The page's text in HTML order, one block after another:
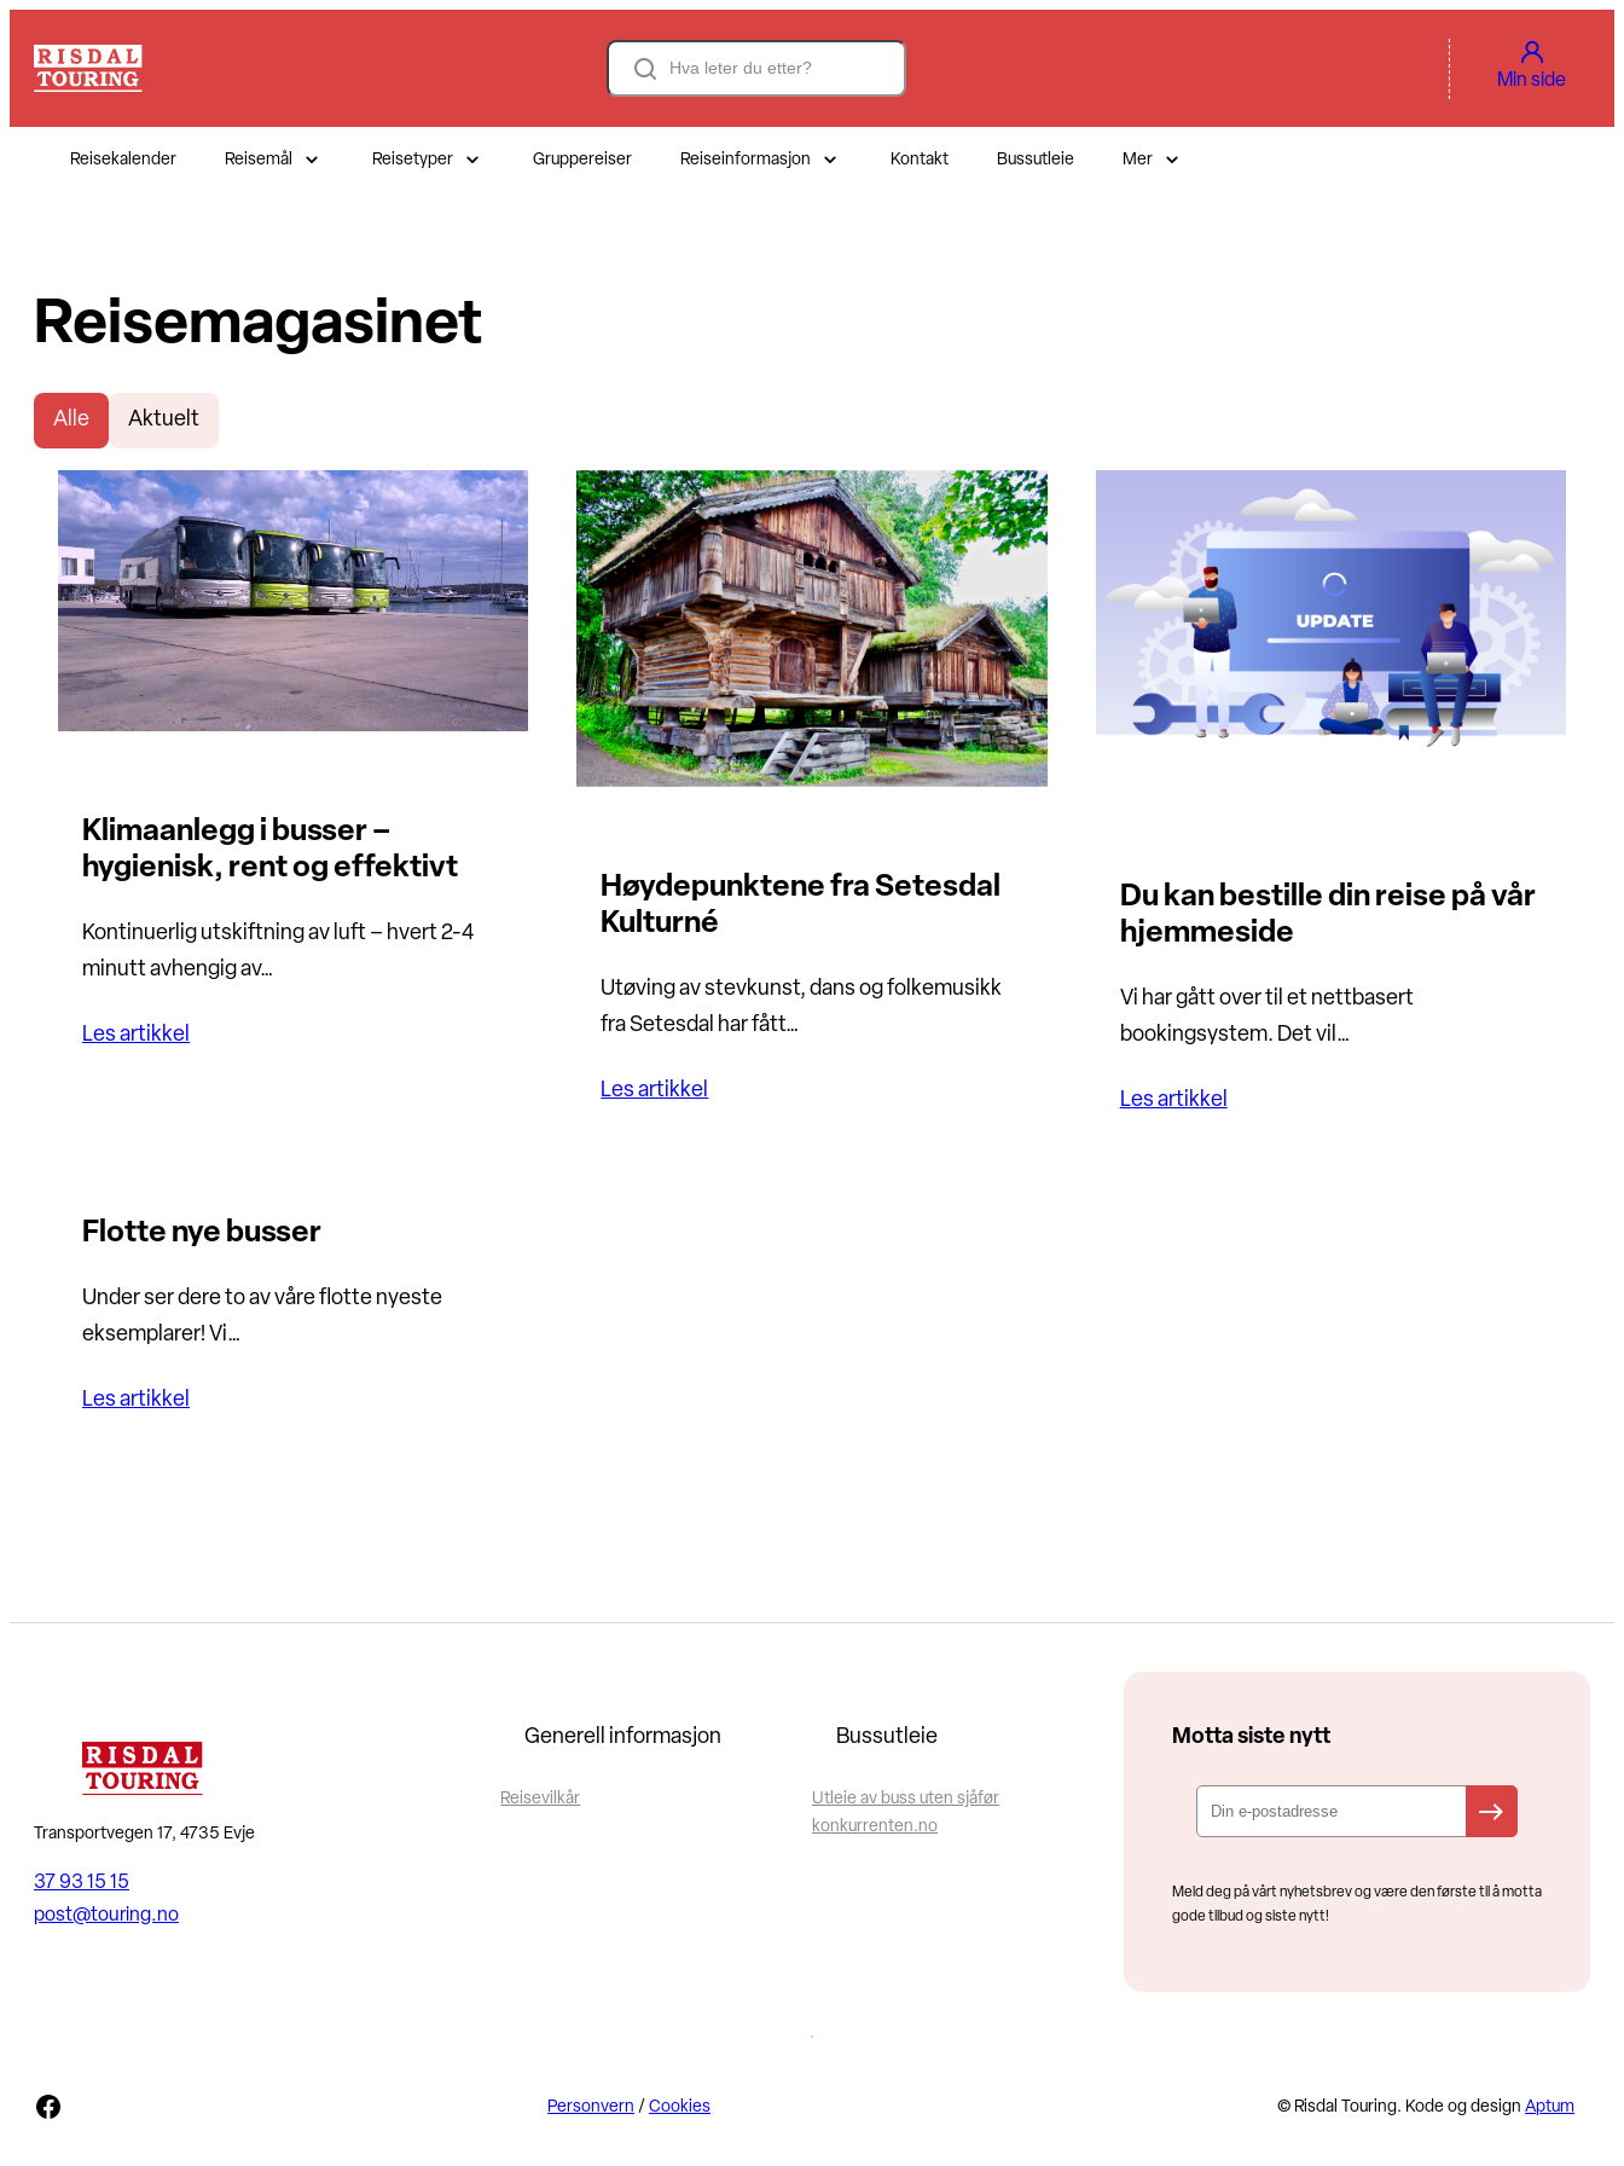
Search
Min side
Reisekalender Reisemål Reisetyper Gruppereiser Reiseinformasjon Kontakt Bussutleie Mer
Reisemagasinet
Alle Aktuelt
Klimaanlegg i busser –
hygienisk, rent og effektivt
Kontinuerlig utskiftning av luft – hvert 2-4
minutt avhengig av…
Les artikkel
Høydepunktene fra Setesdal
Kulturné
Utøving av stevkunst, dans og folkemusikk
fra Setesdal har fått…
Les artikkel
Du kan bestille din reise på vår
hjemmeside
Vi har gått over til et nettbasert
bookingsystem. Det vil…
Les artikkel
Flotte nye busser
Under ser dere to av våre flotte nyeste
eksemplarer! Vi…
Les artikkel
Transportvegen 17, 4735 Evje
37 93 15 15
post@touring.no
Generell informasjon
Reisevilkår
Bussutleie
Utleie av buss uten sjåfør
konkurrenten.no
Motta siste nytt
Meld deg på vårt nyhetsbrev og være den første til å motta
gode tilbud og siste nytt!
Facebook Personvern /Cookies © Risdal Touring. Kode og designAptum